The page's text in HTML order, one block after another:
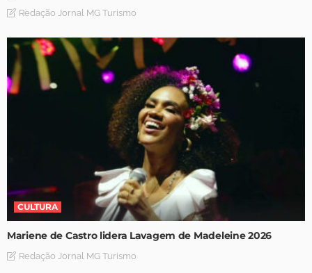
Redação Jornal MG Turismo
CULTURA
Mariene de Castro lidera Lavagem de Madeleine 2026
Redação Jornal MG Turismo